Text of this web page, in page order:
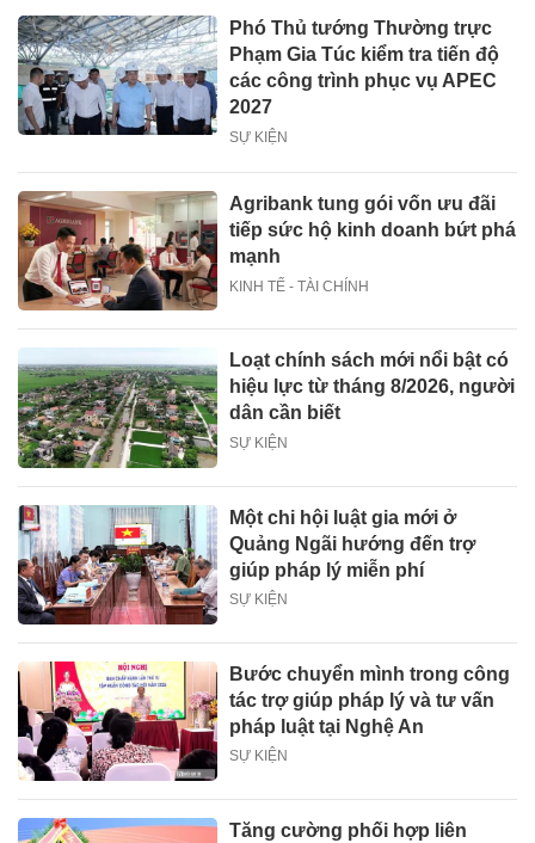
Phó Thủ tướng Thường trực
Phạm Gia Túc kiểm tra tiến độ
các công trình phục vụ APEC
2027
SỰ KIỆN
Agribank tung gói vốn ưu đãi
tiếp sức hộ kinh doanh bứt phá
mạnh
KINH TẾ - TÀI CHÍNH
Loạt chính sách mới nổi bật có
hiệu lực từ tháng 8/2026, người
dân cần biết
SỰ KIỆN
Một chi hội luật gia mới ở
Quảng Ngãi hướng đến trợ
giúp pháp lý miễn phí
SỰ KIỆN
Bước chuyển mình trong công
tác trợ giúp pháp lý và tư vấn
pháp luật tại Nghệ An
SỰ KIỆN
Tăng cường phối hợp liên